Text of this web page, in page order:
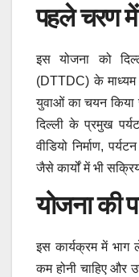
पहले चरण
इस योजना को
(DTTDC) के
युवाओं का चयन किया
दिल्ली के प्रमुख
वीडियो निर्माण,
जैसे कार्यों में भी सक्रिय
योजना की
इस कार्यक्रम में भाग
कम होनी चाहिए और